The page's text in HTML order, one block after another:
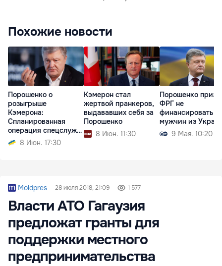
Похожие новости
Порошенко о
розыгрыше
Кэмерона:
Спланированная
операция спецслужб
РФ 8 Июн. 17:30
Кэмерон стал
жертвой пранкеров,
выдававших себя за
Порошенко
8 Июн. 11:30
Порошенко
ФРГ не
финансировать
мужчин из
9 Мая. 10:20
Moldpres 28 июля 2018, 21:09 1 577
Власти АТО Гагаузия
предложат гранты для
поддержки местного
предпринимательства